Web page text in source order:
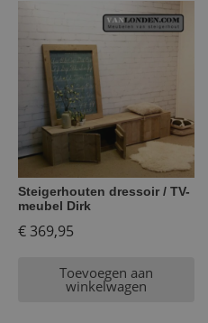
Steigerhouten dressoir / TV-
meubel Dirk
€369,95
Toevoegen aan
winkelwagen